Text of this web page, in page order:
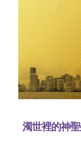
濁世裡的神